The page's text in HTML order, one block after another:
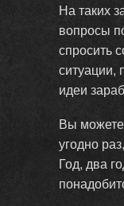
На таких
вопросы
спросить
ситуации,
идеи
Вы можете
угодно
Год, два